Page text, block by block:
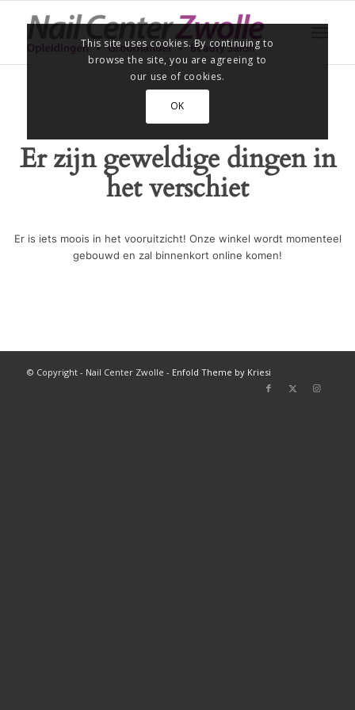
Er zijn geweldige dingen in
het verschiet
Er is iets moois in het vooruitzicht! Onze winkel wordt momenteel
gebouwd en zal binnenkort online komen!
© Copyright - Nail Center Zwolle - Enfold Theme by Kriesi
This site uses cookies. By continuing to
browse the site, you are agreeing to
our use of cookies.
OK